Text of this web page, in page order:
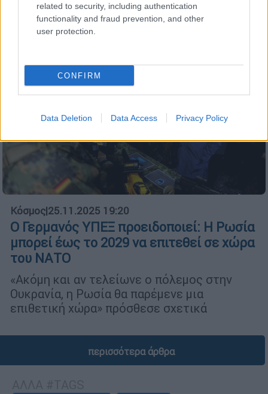
related to security, including authentication
functionality and fraud prevention, and other
user protection.
CONFIRM
Data Deletion Data Access Privacy Policy
Κόσμος|25.11.2025 19:20
Ο Γερμανός ΥΠΕΞ προειδοποιεί: Η Ρωσία
μπορεί έως το 2029 να επιτεθεί σε χώρα
του ΝΑΤΟ
«Ακόμη και αν τελείωνε ο πόλεμος στην
Ουκρανία, η Ρωσία θα παρέμενε μια
επιθετική χώρα» πρόσθεσε σχετικά
περισσότερα άρθρα